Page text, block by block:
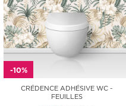
-10%
CRÉDENCE ADHÉSIVE WC -
FEUILLES